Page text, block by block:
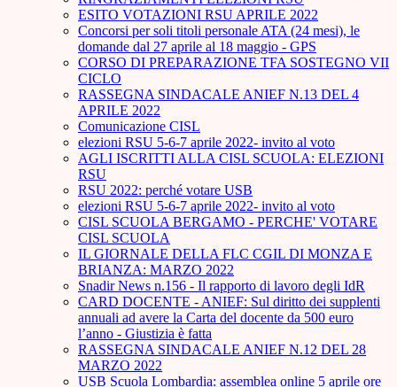
ESITO VOTAZIONI RSU APRILE 2022
Concorsi per soli titoli personale ATA (24 mesi), le
domande dal 27 aprile al 18 maggio - GPS
CORSO DI PREPARAZIONE TFA SOSTEGNO VII
CICLO
RASSEGNA SINDACALE ANIEF N.13 DEL 4
APRILE 2022
Comunicazione CISL
elezioni RSU 5-6-7 aprile 2022- invito al voto
AGLI ISCRITTI ALLA CISL SCUOLA: ELEZIONI
RSU
RSU 2022: perché votare USB
elezioni RSU 5-6-7 aprile 2022- invito al voto
CISL SCUOLA BERGAMO - PERCHE' VOTARE
CISL SCUOLA
IL GIORNALE DELLA FLC CGIL DI MONZA E
BRIANZA: MARZO 2022
Snadir News n.156 - Il rapporto di lavoro degli IdR
CARD DOCENTE - ANIEF: Sul diritto dei supplenti
annuali ad avere la Carta del docente da 500 euro
l’anno - Giustizia è fatta
RASSEGNA SINDACALE ANIEF N.12 DEL 28
MARZO 2022
USB Scuola Lombardia: assemblea online 5 aprile ore